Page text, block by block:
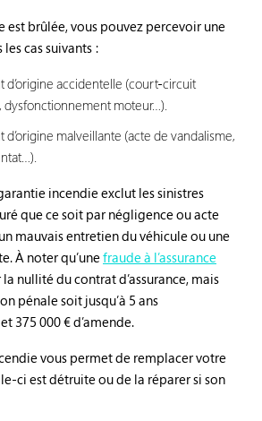
est brûlée, vous pouvez percevoir une
cas suivants :
d’origine accidentelle (court-circuit
moteur…).
d’origine malveillante (acte de vandalisme,
incendie exclut les sinistres
que ce soit par négligence ou acte
mauvais entretien du véhicule ou une
À noter qu’unefraude à l’assurance
nullité du contrat d’assurance, mais
pénale soit jusqu’à 5 ans
375 000 € d’amende.
vous permet de remplacer votre
ci est détruite ou de la réparer si son